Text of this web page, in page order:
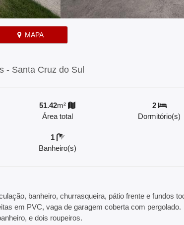
MAPA
- Santa Cruz do Sul
51.42m²
Área total
2
Dormitório(s)
1
Banheiro(s)
banheiro, churrasqueira, pátio frente e fundos
em PVC, vaga de garagem coberta com pergolado.
e dois roupeiros.